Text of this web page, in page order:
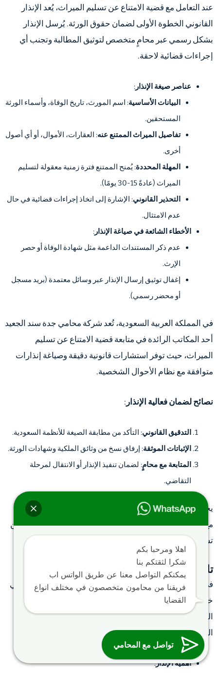
عند التعامل مع قضية الامتناع عن تسليم الميراث، يُعد الإنذار
القانوني الخطوة الأولى لضمان حقوق الورثة. يُرسل الإنذار
بشكل رسمي عبر محامٍ متخصص لتوثيق المطالبة وتجنب أي
إجراءات قضائية لاحقة.
عناصر صيغة الإنذار :
البيانات الأساسية: اسم المورث، تاريخ الوفاة، وأسماء الورثة
المستحقين.
تفاصيل الميراث الممتنع عنه: العقارات، الأموال، أو أي أصول
أخرى.
المهلة المحددة: يُمنح الممتنع فترة زمنية معقولة لتسليم
الميراث (عادةً 15-30 يومًا).
التحذير القانوني: الإشارة إلى اتخاذ إجراءات قضائية في حال
عدم الامتثال.
الأخطاء الشائعة في صياغة الإنذار :
عدم ذكر المستندات الداعمة مثل شهادة الوفاة أو حصر
الإرث.
إغفال توثيق إرسال الإنذار عبر وسائل معتمدة (بريد مسجل
أو محضر رسمي).
في المملكة العربية السعودية، تُعد شركة محامي جدة سند الجعيد
أحد المكاتب الرائدة في متابعة قضية الامتناع عن تسليم
الميراث، حيث توفر استشارات قانونية دقيقة وصياغة إنذارات
متوافقة مع نظام الأحوال الشخصية.
نصائح لضمان فعالية الإنذار :
التدقيق القانوني: التأكد من مطابقة الصيغة للأنظمة السعودية.
الإثباتات الموثقة: إرفاق نسخ من وثائق الملكية وشهادات الورثة.
المتابعة مع محامٍ: لضمان تنفيذ الإنذار أو الانتقال لمرحلة
التقاضي.
يجب أن يكون الإنذار واضحًا وخاليًا من التهديدات غير القانونية،
مع التركيز على الحقوق المشروعة للورثة في قضية الامتناع عن
تسليم الميراث.
تابع إنذار امتناع عن تسليم ميراث :
في سياق قضية الامتناع عن تسليم الميراث، يُعد الإنذار القانوني
خطوة حاسمة لحماية حقوق الورثة. يُوجه الإنذار عادةً إلى
الشخص الممتنع عن تسليم الحصص الموروثة، مع توضيح
المطالبات القانونية والمواعيد المحددة للاستجابة.
أهمية الإنذار:
تواصل مع المحامي
اهلا ومرحبا بكم
شكرا لثقتكم بنا
يمكنكم التواصل معنا عن طريق الواتس اب
فريقنا من محامون متخصصون في مختلف انواع
القضايا